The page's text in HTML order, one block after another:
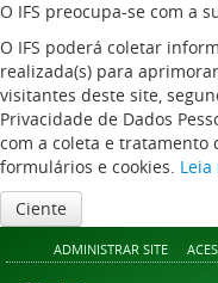
O IFS preocupa-se com a
O IFS poderá coletar
realizada(s) para
visitantes deste site,
Privacidade de Dados
com a coleta e tratamento
formulários e cookies. Leia
Ciente
ADMINISTRAR SITE